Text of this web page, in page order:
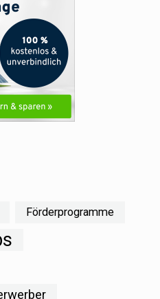
Förderprogramme